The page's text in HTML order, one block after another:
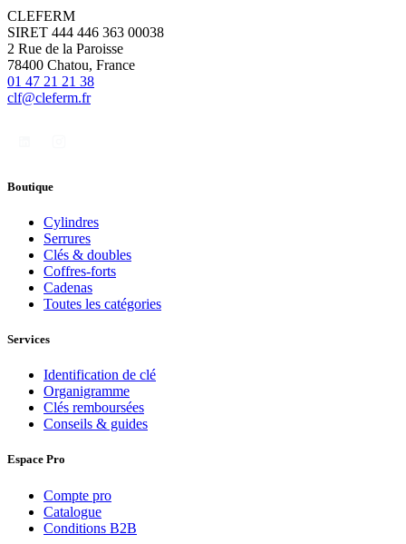
CLEFERM
SIRET 444 446 363 00038
2 Rue de la Paroisse
78400 Chatou, France
01 47 21 21 38
clf@cleferm.fr
Boutique
Cylindres
Serrures
Clés & doubles
Coffres-forts
Cadenas
Toutes les catégories
Services
Identification de clé
Organigramme
Clés remboursées
Conseils & guides
Espace Pro
Compte pro
Catalogue
Conditions B2B